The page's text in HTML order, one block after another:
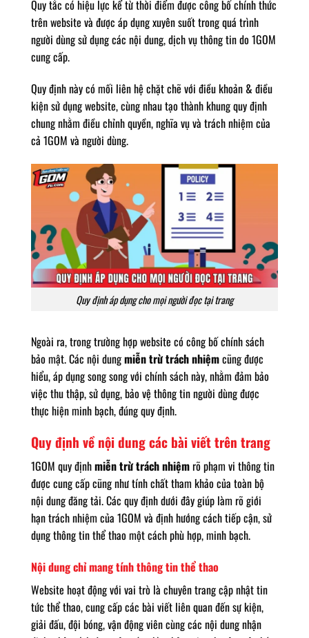
Quy tắc có hiệu lực kể từ thời điểm được công bố chính thức
trên website và được áp dụng xuyên suốt trong quá trình
người dùng sử dụng các nội dung, dịch vụ thông tin do 1GOM
cung cấp.
Quy định này có mối liên hệ chặt chẽ với điều khoản & điều
kiện sử dụng website, cùng nhau tạo thành khung quy định
chung nhằm điều chỉnh quyền, nghĩa vụ và trách nhiệm của
cả 1GOM và người dùng.
Quy định áp dụng cho mọi người đọc tại trang
Ngoài ra, trong trường hợp website có công bố chính sách
bảo mật. Các nội dungmiễn trừ trách nhiệmcũng được
hiểu, áp dụng song song với chính sách này, nhằm đảm bảo
việc thu thập, sử dụng, bảo vệ thông tin người dùng được
thực hiện minh bạch, đúng quy định.
Quy định về nội dung các bài viết trên trang
1GOM quy địnhmiễn trừ trách nhiệmrõ phạm vi thông tin
được cung cấp cũng như tính chất tham khảo của toàn bộ
nội dung đăng tải. Các quy định dưới đây giúp làm rõ giới
hạn trách nhiệm của 1GOM và định hướng cách tiếp cận, sử
dụng thông tin thể thao một cách phù hợp, minh bạch.
Nội dung chỉ mang tính thông tin thể thao
Website hoạt động với vai trò là chuyên trang cập nhật tin
tức thể thao, cung cấp các bài viết liên quan đến sự kiện,
giải đấu, đội bóng, vận động viên cùng các nội dung nhận